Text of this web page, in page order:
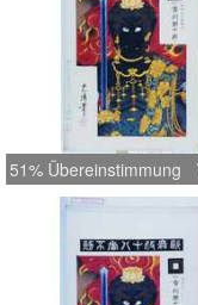
51% Übereinstimmung